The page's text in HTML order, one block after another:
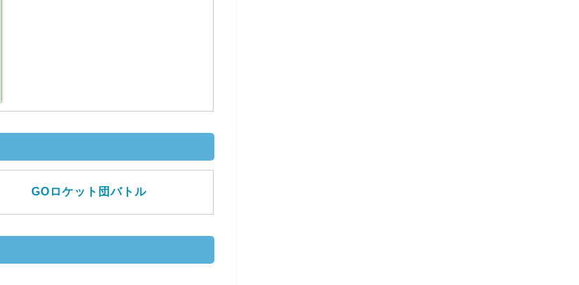
GOロケット団バトル